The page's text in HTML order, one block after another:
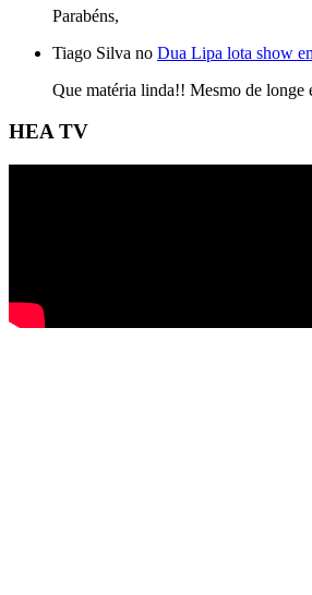
Parabéns,
Tiago Silva no Dua Lipa lota show
Que matéria linda!! Mesmo de
HEA TV